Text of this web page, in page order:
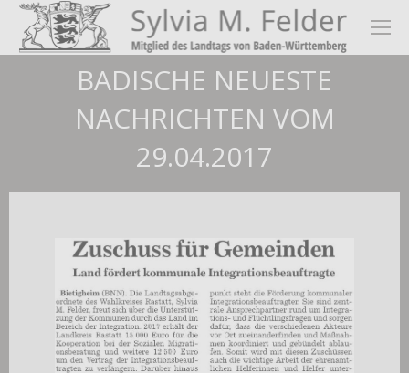
BADISCHE NEUESTE
NACHRICHTEN VOM
29.04.2017